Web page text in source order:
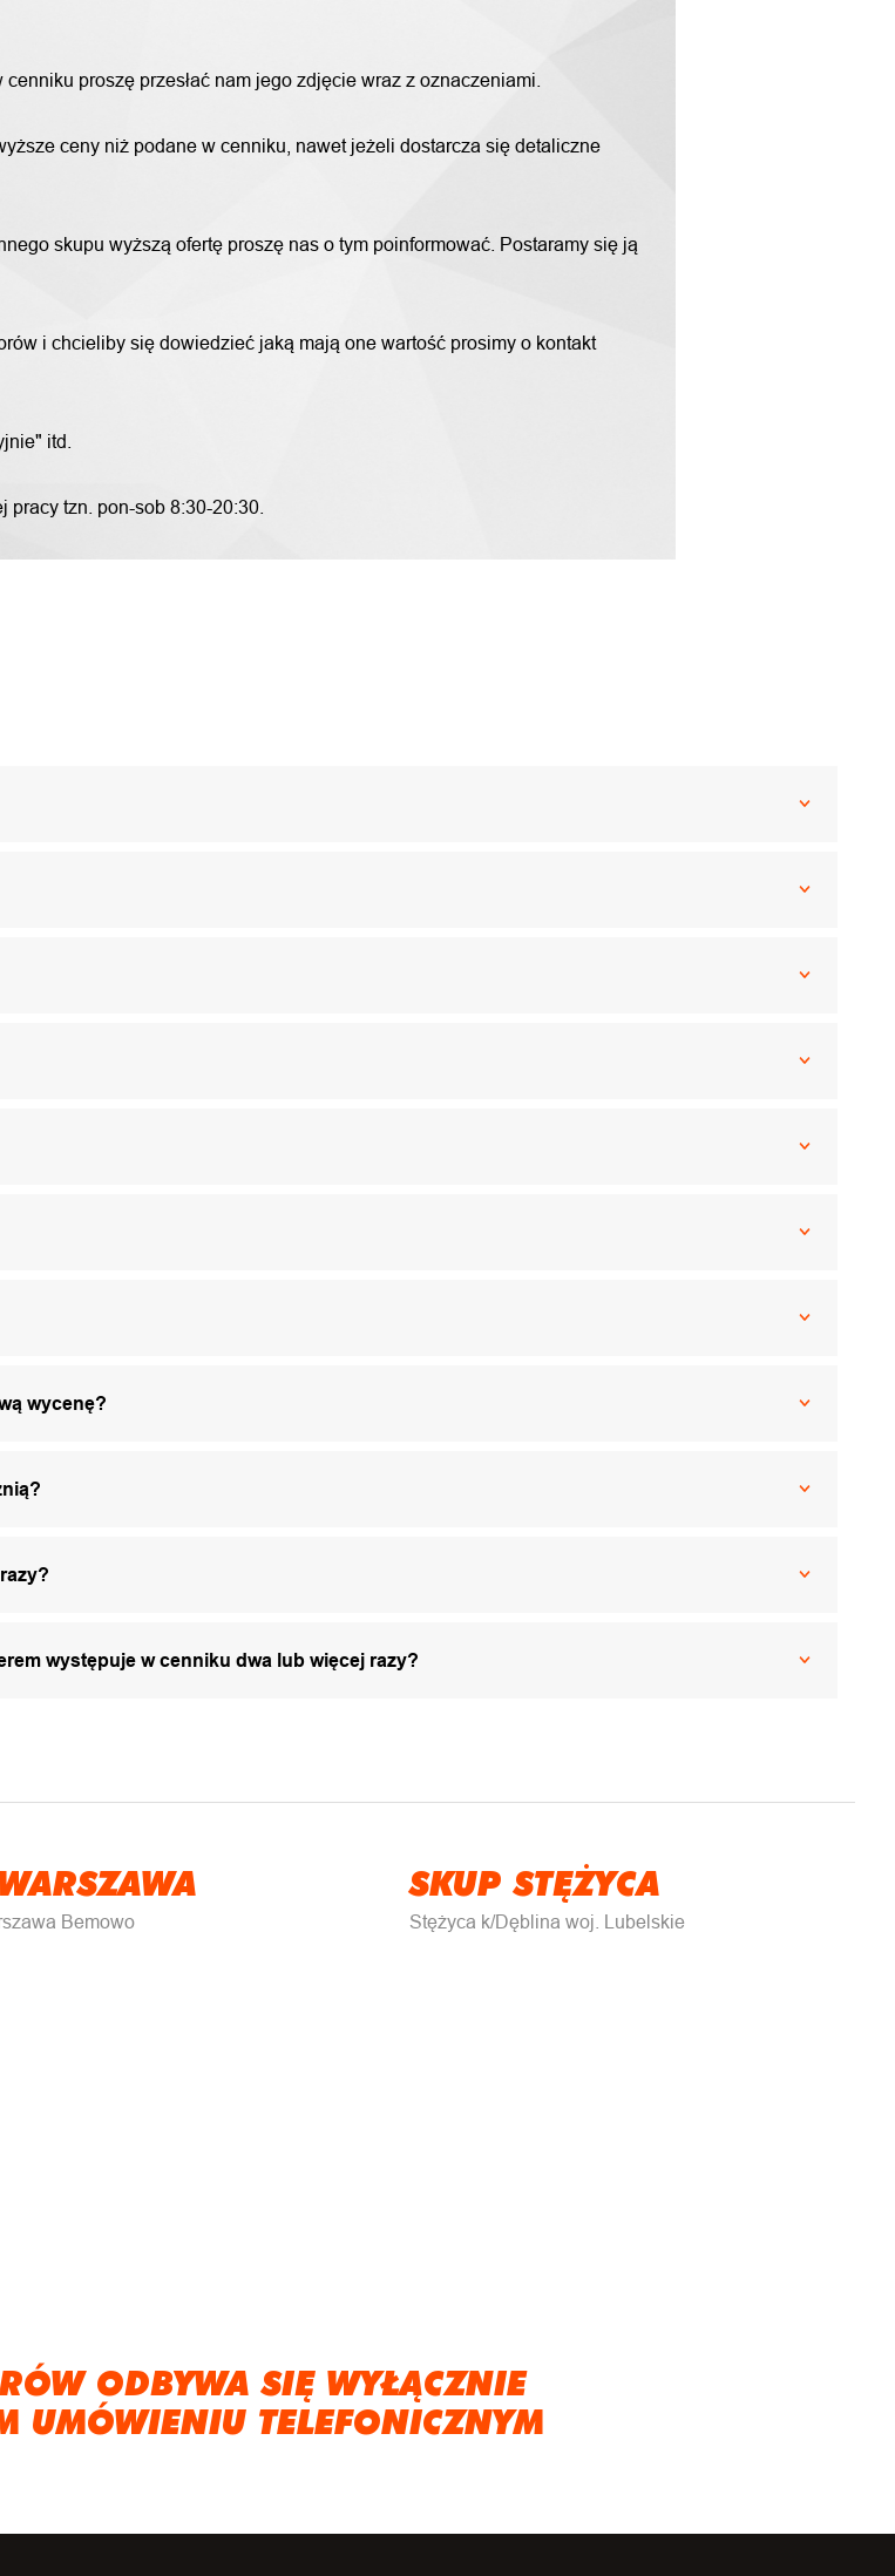
proszę przesłać nam jego zdjęcie wraz z oznaczeniami.
ceny niż podane w cenniku, nawet jeżeli dostarcza się detaliczne
skupu wyższą ofertę proszę nas o tym poinformować. Postaramy się ją
i chcieliby się dowiedzieć jaką mają one wartość prosimy o kontakt
itd.
pracy tzn. pon-sob 8:30-20:30.
wycenę?
występuje w cenniku dwa lub więcej razy?
Bemowo
SKUP STĘŻYCA
Stężyca k/Dęblina woj. Lubelskie
ODBYWA SIĘ WYŁĄCZNIE
UMÓWIENIU TELEFONICZNYM